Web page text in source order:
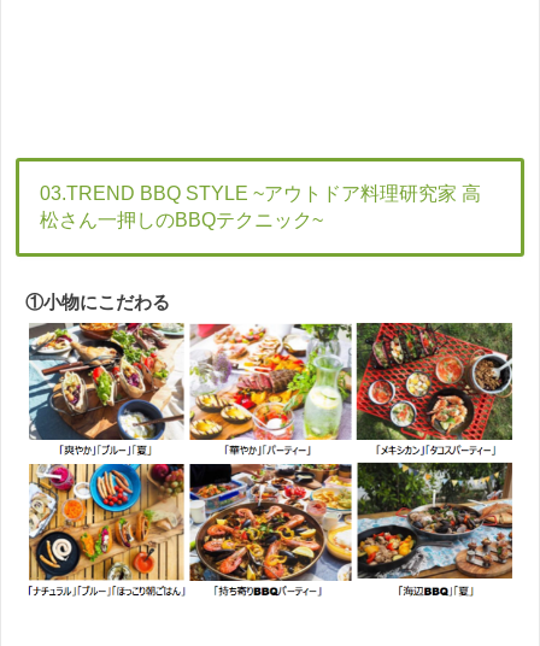
03.TREND BBQ STYLE ~アウトドア料理研究家 高
松さん一押しのBBQテクニック~
①小物にこだわる